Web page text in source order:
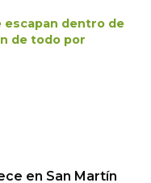
escapan dentro de
de todo por
en San Martín